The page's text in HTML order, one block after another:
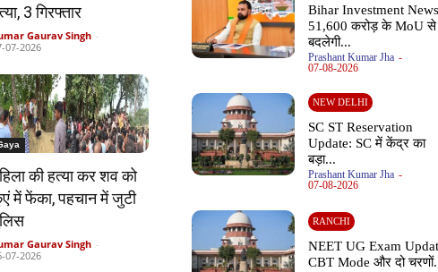
3 गिरफ्तार
Gaurav Singh -
07-2026
की हत्या कर शव को
में फेंका, पहचान में जुटी
Gaurav Singh -
07-2026
Bihar Investment
51,600 करोड़ के MoU से
बदलेगी...
Prashant Kumar Jha -
07-08-2026
NEW DELHI
SC ST Reservation
Update: SC में केंद्र का
बड़ा...
Prashant Kumar Jha -
07-08-2026
RANCHI
NEET UG Exam
CBT Mode और दो